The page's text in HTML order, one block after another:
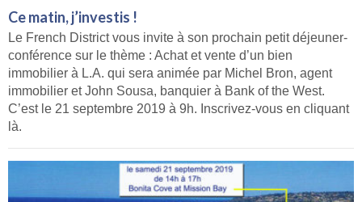
Ce matin, j’investis !
Le French District vous invite à son prochain petit déjeuner-
conférence sur le thème : Achat et vente d’un bien
immobilier à L.A. qui sera animée par Michel Bron, agent
immobilier et John Sousa, banquier à Bank of the West.
C’est le 21 septembre 2019 à 9h. Inscrivez-vous en cliquant
là.